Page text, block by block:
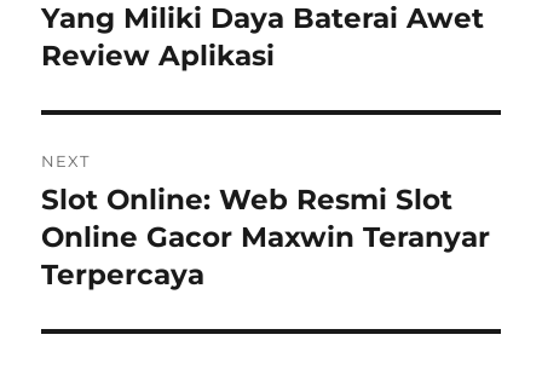
post:
Yang Miliki Daya Baterai Awet
Review Aplikasi
NEXT
Next
post:
Slot Online: Web Resmi Slot
Online Gacor Maxwin Teranyar
Terpercaya